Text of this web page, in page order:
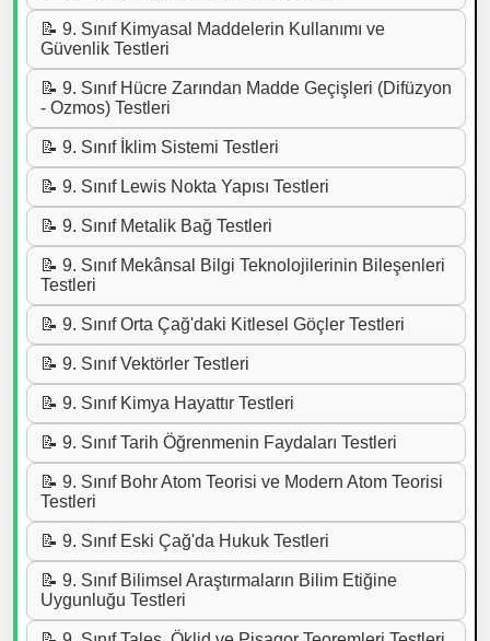
📝 9. Sınıf Kimyasal Maddelerin Kullanımı ve
Güvenlik Testleri
📝 9. Sınıf Hücre Zarından Madde Geçişleri (Difüzyon
- Ozmos) Testleri
📝 9. Sınıf İklim Sistemi Testleri
📝 9. Sınıf Lewis Nokta Yapısı Testleri
📝 9. Sınıf Metalik Bağ Testleri
📝 9. Sınıf Mekânsal Bilgi Teknolojilerinin Bileşenleri
Testleri
📝 9. Sınıf Orta Çağ'daki Kitlesel Göçler Testleri
📝 9. Sınıf Vektörler Testleri
📝 9. Sınıf Kimya Hayattır Testleri
📝 9. Sınıf Tarih Öğrenmenin Faydaları Testleri
📝 9. Sınıf Bohr Atom Teorisi ve Modern Atom Teorisi
Testleri
📝 9. Sınıf Eski Çağ'da Hukuk Testleri
📝 9. Sınıf Bilimsel Araştırmaların Bilim Etiğine
Uygunluğu Testleri